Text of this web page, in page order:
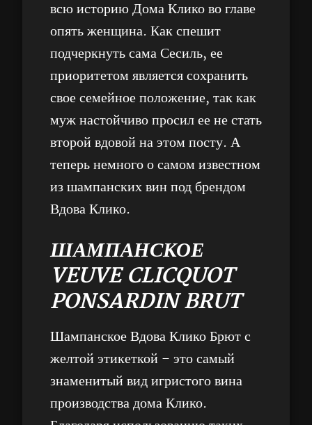
всю историю Дома Клико во главе
опять женщина. Как спешит
подчеркнуть сама Сесиль, ее
приоритетом является сохранить
свое семейное положение, так как
муж настойчиво просил ее не стать
второй вдовой на этом посту. А
теперь немного о самом известном
из шампанских вин под брендом
Вдова Клико.
ШАМПАНСКОЕ
VEUVE CLICQUOT
PONSARDIN BRUT
Шампанское Вдова Клико Брют с
желтой этикеткой – это самый
знаменитый вид игристого вина
производства дома Клико.